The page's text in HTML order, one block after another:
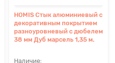
HOMIS Стык алюминиевый с
декоративным покрытием
разноуровневый с дюбелем
38 мм Дуб марсель 1,35 м.